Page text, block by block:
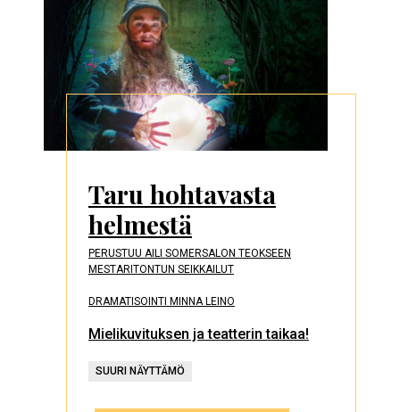
Taru hohtavasta
helmestä
PERUSTUU AILI SOMERSALON TEOKSEEN
MESTARITONTUN SEIKKAILUT
DRAMATISOINTI MINNA LEINO
Mielikuvituksen ja teatterin taikaa!
SUURI NÄYTTÄMÖ